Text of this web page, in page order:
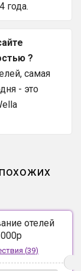
года.
?
самая
- это
отелей
(39)